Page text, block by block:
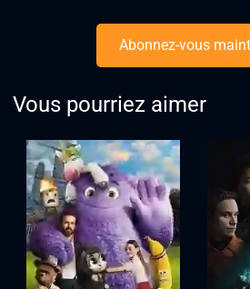
Abonnez-vous
Vous pourriez aimer